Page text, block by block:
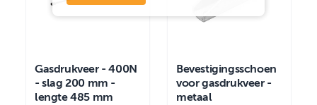
Gasdrukveer - 400N
- slag 200 mm -
lengte 485 mm
Bevestigingsschoen
voor gasdrukveer -
metaal